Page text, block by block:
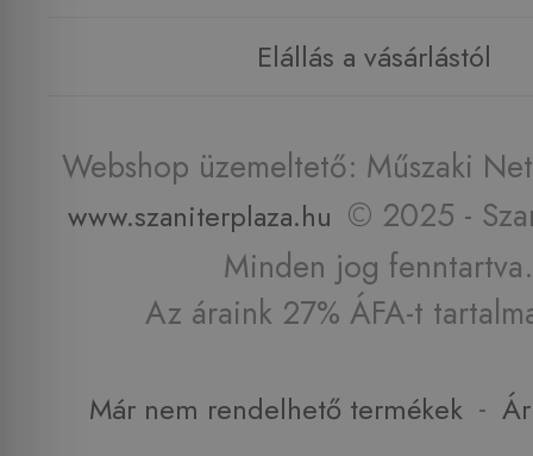
Elállás a vásárlástól
Webshop üzemeltető: Műszaki
www.szaniterplaza.hu © 2025 -
Minden jog fenntartva.
Az áraink 27% ÁFA-t
Már nem rendelhető termékek -